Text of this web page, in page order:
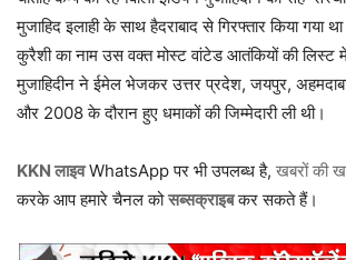
मुजाहिद इलाही के साथ हैदराबाद से गिरफ्तार किया गया
कुरैशी का नाम उस वक्त मोस्ट वांटेड आतंकियों की लिस्ट
मुजाहिदीन ने ईमेल भेजकर उत्तर प्रदेश, जयपुर,
और 2008 के दौरान हुए धमाकों की जिम्मेदारी ली थी।
KKN लाइवWhatsApp पर भी उपलब्ध है, खबरों की
करके आप हमारे चैनल कोसब्सक्राइबकर सकते हैं।